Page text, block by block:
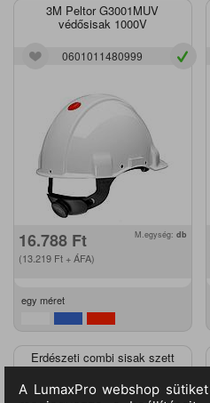
3M Peltor G3001MUV
védősisak 1000V
0601011480999
16.788 Ft
(13.219 Ft + ÁFA)
M.egység: db
egy méret
Erdészeti combi sisak szett